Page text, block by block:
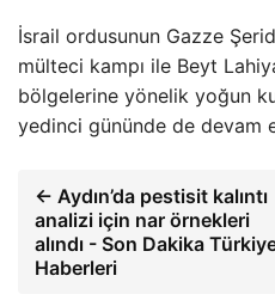
İsrail ordusunun Gazze
mülteci kampı ile Beyt
bölgelerine yönelik yoğun
yedinci gününde de devam
← Aydın’da pestisit kalıntı
analizi için nar örnekleri
alındı ​​- Son Dakika
Haberleri